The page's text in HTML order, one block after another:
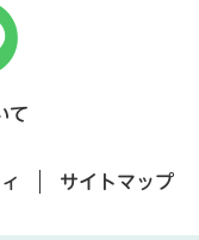
て
サイトマップ